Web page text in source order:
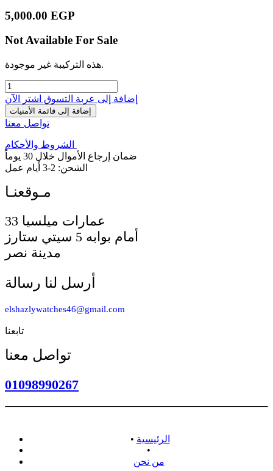
5,000.00 EGP
Not Available For Sale
هذه التركيبة غير موجودة.
إضافة إلى عربة التسوق اشترِ الآن
إضافة إلى قائمة الأمنيات
تواصل معنا
الشروط والأحكام
ضمان إرجاع الأموال خلال 30 يوماً
الشحن: 2-3 أيام عمل
أمام بوابه 5 سيتي ستارز
مدينة نصر
أرسل لنا رسالة
elshazlywatches46@gmail.com
تابعنا
تواصل معنا
01098990267
• الرئيسية
•
من نحن